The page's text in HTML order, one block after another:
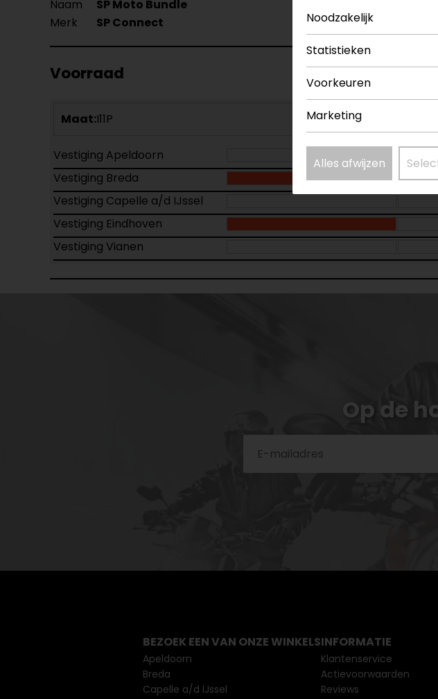
Naam SP Moto Bundle
Merk
SP Connect
Voorraad
Maat:I11P
Vestiging Apeldoorn
Vestiging Breda
Vestiging Capelle a/d IJssel
Vestiging Eindhoven
Vestiging Vianen
Op de
Noodzakelijk
Statistieken
Voorkeuren
Marketing
Alles afwijzen
BEZOEK EEN VAN ONZE WINKELS
Apeldoorn
Breda
Capelle a/d IJssel
INFORMATIE
Klantenservice
Actievoorwaarden
Reviews